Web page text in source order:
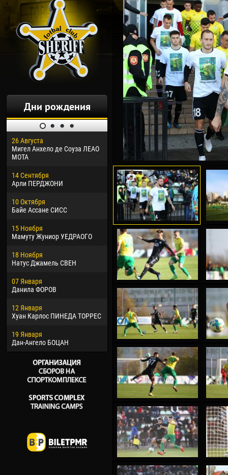
Дни рождения
26 Августа
Мигел Анхело де Соуза ЛЕАО
МОТА
14 Сентября
Арли ПЕРДЖОНИ
10 Октября
Байе Ассане СИСС
15 Ноября
Мамуту Жуниор УЕДРАОГО
18 Ноября
Натус Джамель СВЕН
07 Января
Данила ФОРОВ
12 Января
Хуан Карлос ПИНЕДА ТОРРЕС
19 Января
Дан-Ангело БОЦАН
30 Января
Дорасо Морео КЛАС
24 Февраля
Владислав КОСТИН
02 Марта
Вячеслав КОЗМА
09 Марта
Эммануэль АФЕТСЕ
20 Марта
Хайдер Морено АСПРИЛЬЯ
22 Марта
Самба КОНЕ
26 Марта
Витор Уго Морайс де
ОЛИВЕЙРА
28 Марта
04
24
15
28
10
15